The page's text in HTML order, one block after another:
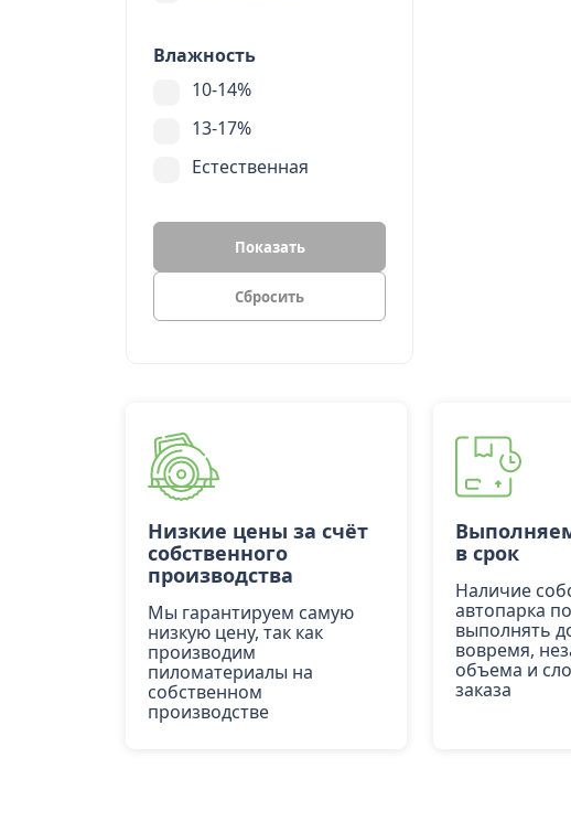
Влажность
10-14%
13-17%
Естественная
Показать
Низкие цены за счёт
собственного
производства
Мы гарантируем самую
низкую цену, так как
производим
пиломатериалы на
собственном
производстве
в срок
Наличие
автопарка
выполнять
вовремя,
объема и
заказа